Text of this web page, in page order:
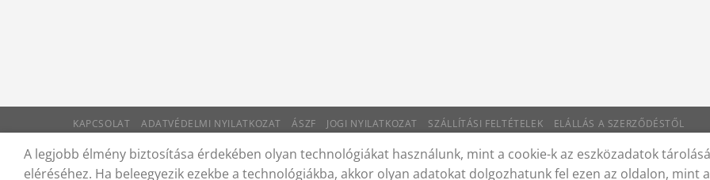
KAPCSOLAT ADATVÉDELMI NYILATKOZAT ÁSZF JOGI NYILATKOZAT SZÁLLÍTÁSI FELTÉTELEK ELÁLLÁS A SZERZŐDÉSTŐL
© 2012 - 2026 Trigon 9000 Kft.
A legjobb élmény biztosítása érdekében olyan technológiákat használunk, mint a cookie-k az eszközadatok
eléréséhez. Ha beleegyezik ezekbe a technológiákba, akkor olyan adatokat dolgozhatunk fel ezen az oldalon, mint